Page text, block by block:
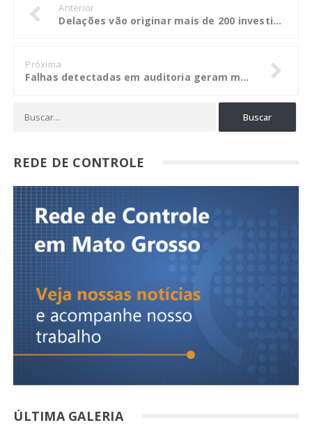
Anterior
Delações vão originar mais de 200 investigações em Mato Grosso
Próxima
Falhas detectadas em auditoria geram multa à Prefeitura de São Felix do Araguaia
REDE DE CONTROLE
ÚLTIMA GALERIA